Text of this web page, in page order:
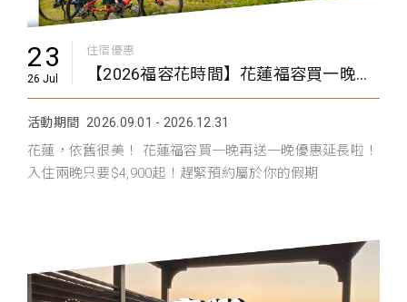
23
26 Jul
住宿優惠
【2026福容花時間】花蓮福容買一晚送一晚 9-12月
活動期間 2026.09.01 - 2026.12.31
花蓮，依舊很美！ 花蓮福容買一晚再送一晚優惠延長啦！
入住兩晚只要$4,900起！趕緊預約屬於你的假期